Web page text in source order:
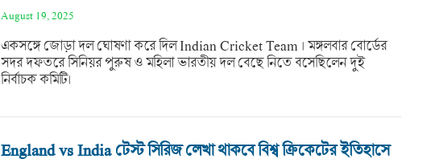
August 19, 2025
একসঙ্গে জোড়া দল ঘোষণা করে দিল Indian Cricket Team । মঙ্গলবার বোর্ডের
সদর দফতরে সিনিয়র পুরুষ ও মহিলা ভারতীয় দল বেছে নিতে বসেছিলেন দুই
নির্বাচক কমিটি।
England vs India টেস্ট সিরিজ লেখা থাকবে বিশ্ব ক্রিকেটের ইতিহাসে